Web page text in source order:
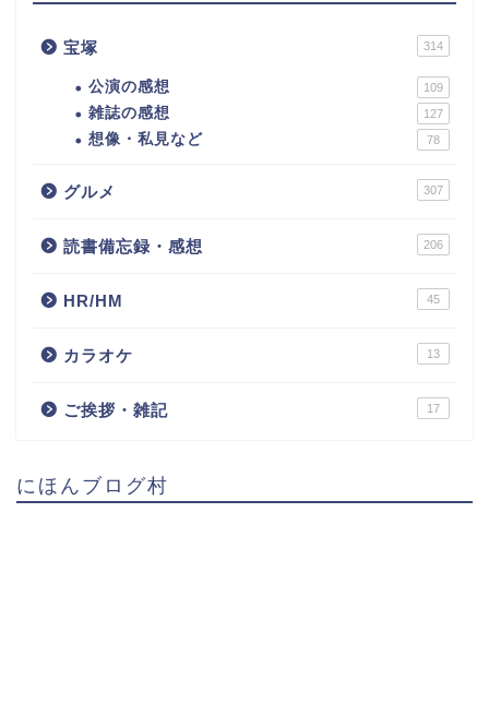
宝塚 314
公演の感想 109
雑誌の感想 127
想像・私見など 78
グルメ 307
読書備忘録・感想 206
HR/HM 45
カラオケ 13
ご挨拶・雑記 17
にほんブログ村